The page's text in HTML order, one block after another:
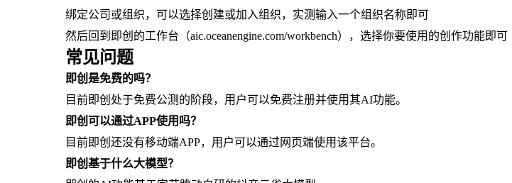
绑定公司或组织，可以选择创建或加入组织，实测输入一个组织名称即可
然后回到即创的工作台（aic.oceanengine.com/workbench），选择你要使用的创作功能即可
常见问题
即创是免费的吗？
目前即创处于免费公测的阶段，用户可以免费注册并使用其AI功能。
即创可以通过APP使用吗？
目前即创还没有移动端APP，用户可以通过网页端使用该平台。
即创基于什么大模型？